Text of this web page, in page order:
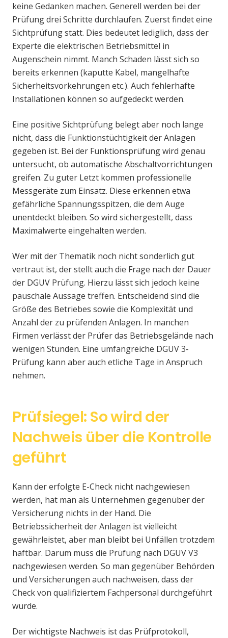
keine Gedanken machen. Generell werden bei der
Prüfung drei Schritte durchlaufen. Zuerst findet eine
Sichtprüfung statt. Dies bedeutet lediglich, dass der
Experte die elektrischen Betriebsmittel in
Augenschein nimmt. Manch Schaden lässt sich so
bereits erkennen (kaputte Kabel, mangelhafte
Sicherheitsvorkehrungen etc.). Auch fehlerhafte
Installationen können so aufgedeckt werden.
Eine positive Sichtprüfung belegt aber noch lange
nicht, dass die Funktionstüchtigkeit der Anlagen
gegeben ist. Bei der Funktionsprüfung wird genau
untersucht, ob automatische Abschaltvorrichtungen
greifen. Zu guter Letzt kommen professionelle
Messgeräte zum Einsatz. Diese erkennen etwa
gefährliche Spannungsspitzen, die dem Auge
unentdeckt bleiben. So wird sichergestellt, dass
Maximalwerte eingehalten werden.
Wer mit der Thematik noch nicht sonderlich gut
vertraut ist, der stellt auch die Frage nach der Dauer
der DGUV Prüfung. Hierzu lässt sich jedoch keine
pauschale Aussage treffen. Entscheidend sind die
Größe des Betriebes sowie die Komplexität und
Anzahl der zu prüfenden Anlagen. In manchen
Firmen verlässt der Prüfer das Betriebsgelände nach
wenigen Stunden. Eine umfangreiche DGUV 3-
Prüfung kann aber auch etliche Tage in Anspruch
nehmen.
Prüfsiegel: So wird der
Nachweis über die Kontrolle
geführt
Kann der erfolgte E-Check nicht nachgewiesen
werden, hat man als Unternehmen gegenüber der
Versicherung nichts in der Hand. Die
Betriebssicherheit der Anlagen ist vielleicht
gewährleistet, aber man bleibt bei Unfällen trotzdem
haftbar. Darum muss die Prüfung nach DGUV V3
nachgewiesen werden. So man gegenüber Behörden
und Versicherungen auch nachweisen, dass der
Check von qualifiziertem Fachpersonal durchgeführt
wurde.
Der wichtigste Nachweis ist das Prüfprotokoll,